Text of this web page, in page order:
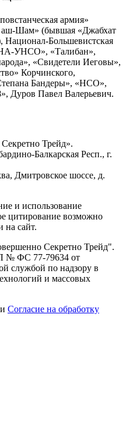
армия»
Шам» (бывшая «Джабхат
Национал-Большевистская
УНСО», «Талибан»,
«Свидетели Иеговы»,
Корчинского,
Бандеры», «НСО»,
Дуров Павел Валерьевич.
Трейд».
Балкарская Респ., г.
Дмитровское шоссе, д.
и использование
цитирование возможно
на сайт.
Секретно Трейд".
№ ФС 77-79634 от
службой по надзору в
и массовых
и Согласие на обработку